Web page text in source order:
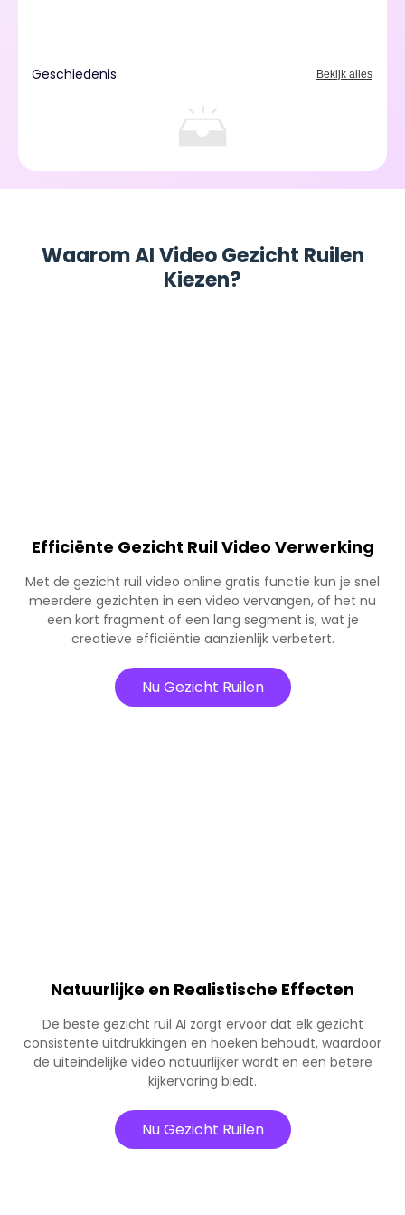
Geschiedenis Bekijk alles
Waarom AI Video Gezicht Ruilen
Kiezen?
Efficiënte Gezicht Ruil Video Verwerking
Met de gezicht ruil video online gratis functie kun je snel
meerdere gezichten in een video vervangen, of het nu
een kort fragment of een lang segment is, wat je
creatieve efficiëntie aanzienlijk verbetert.
Nu Gezicht Ruilen
Natuurlijke en Realistische Effecten
De beste gezicht ruil AI zorgt ervoor dat elk gezicht
consistente uitdrukkingen en hoeken behoudt, waardoor
de uiteindelijke video natuurlijker wordt en een betere
kijkervaring biedt.
Nu Gezicht Ruilen